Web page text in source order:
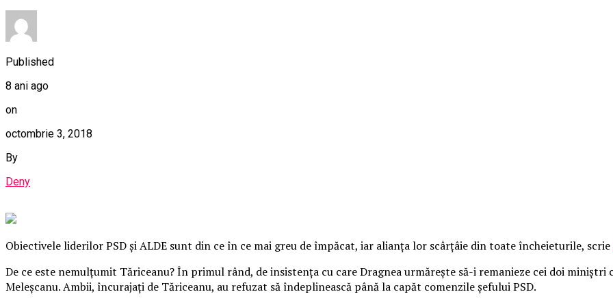
Published
8 ani ago
on
octombrie 3, 2018
By
Deny
Obiectivele liderilor PSD şi ALDE sunt din ce în ce mai greu de împăcat, iar alianţa lor scârţâie din toate încheieturile, scrie
De ce este nemulţumit Tăriceanu? În primul rând, de insistenţa cu care Dragnea urmăreşte să-i remanieze cei doi
Meleşcanu. Ambii, încurajaţi de Tăriceanu, au refuzat să îndeplinească până la capăt comenzile şefului PSD.